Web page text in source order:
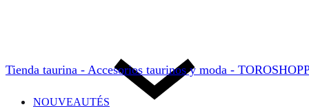
Tienda taurina - Accesorios taurinos y moda -
NOUVEAUTÉS